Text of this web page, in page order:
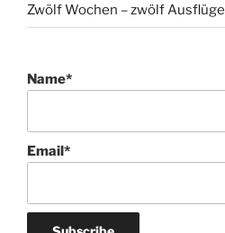
Zwölf Wochen – zwölf Ausflüge
Name*
Email*